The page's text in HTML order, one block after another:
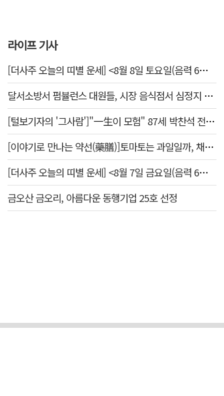
라이프 기사
[더사주 오늘의 띠별 운세] <8월 8일 토요일(음력 6월26일)>
달서소방서 펌뷸런스 대원들, 시장 음식점서 심정지 환자 생명 살려
[털보기자의 '그사람']"一生이 모험" 87세 박찬석 전 경북대 총장
[이야기로 만나는 약선(藥膳)]토마토는 과일일까, 채소일까
[더사주 오늘의 띠별 운세] <8월 7일 금요일(음력 6월25일)>
금오산 금오리, 아름다운 동행기업 25호 선정